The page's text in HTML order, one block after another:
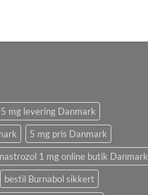
5 mg levering Danmark
5 mg pris Danmark
1 mg online butik Danmark
bestil Burnabol sikkert